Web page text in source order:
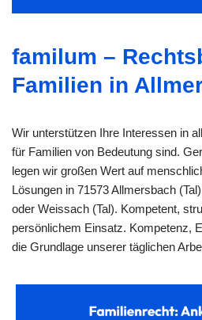
familum –
Familien in
Wir unterstützen Ihre Interessen in
für Familien von Bedeutung sind.
legen wir großen Wert auf
Lösungen in 71573 Allmersbach
oder Weissach (Tal). Kompetent,
persönlichem Einsatz. Kompetenz,
die Grundlage unserer täglichen